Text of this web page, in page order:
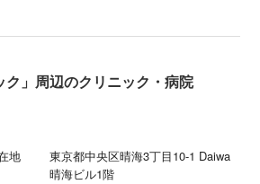
ク」周辺のクリニック・病院
地
東京都中央区晴海3丁目10-1 Daiwa
晴海ビル1階